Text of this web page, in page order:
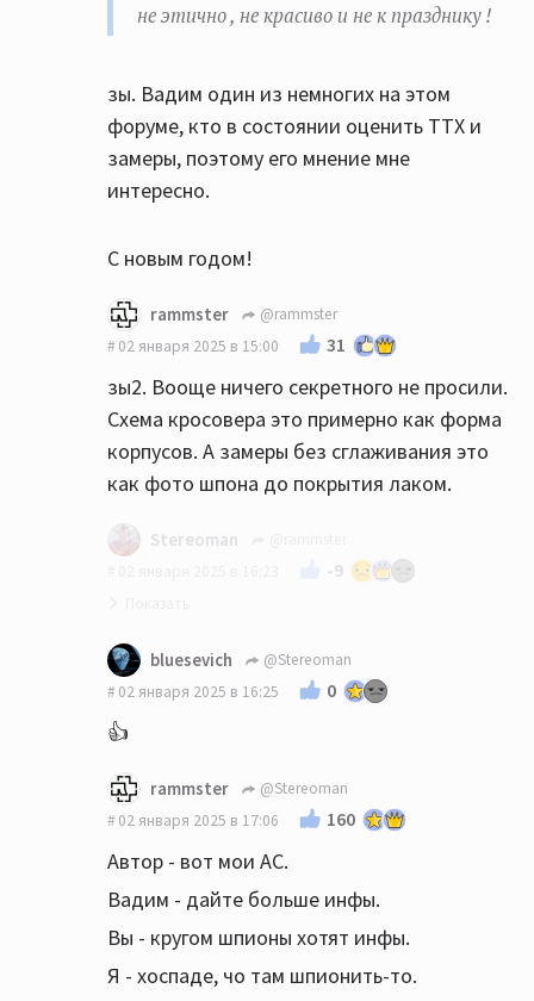
не этично , не красиво и не к празднику !
зы. Вадим один из немногих на этом
форуме, кто в состоянии оценить ТТХ и
замеры, поэтому его мнение мне
интересно.
С новым годом!
rammster
@rammster
02 января 2025 в 15:00
31
зы2. Вооще ничего секретного не просили.
Схема кросовера это примерно как форма
корпусов. А замеры без сглаживания это
как фото шпона до покрытия лаком.
Stereoman
-9
Если вы их продаете, то так бы открыто
и указывали бы на коммерческую
коммерческую составляющую ? Ну нет у
него такого желания ! Поделиться с
единомышленниками радостью от новых
АС - есть желание. А открыто указывать на
коммерческую составляющую - нет...
Может её там вообще нет , коммерческой
составляющей - чего в этом копаться , это
bluesevich
@Stereoman
02 января 2025 в 16:25
0
👍
rammster
@Stereoman
02 января 2025 в 17:06
160
Автор - вот мои АС.
Вадим - дайте больше инфы.
Вы - кругом шпионы хотят инфы.
Я - хоспаде, чо там шпионить-то.